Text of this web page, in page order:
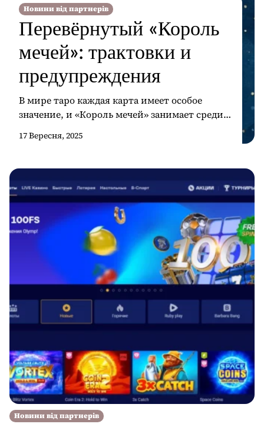
Новини від партнерів
Перевёрнутый «Король
мечей»: трактовки и
предупреждения
В мире таро каждая карта имеет особое
значение, и «Король мечей» занимает среди
разумом, логикой и справедливостью.
несёт совсем другие оттенки и часто
становится предупреждением. Важно
понимать, что такое значение основано не на
домыслах, а на многолетней традиции
толкования карт. Более подробные […]
17 Вересня, 2025
Новини від партнерів